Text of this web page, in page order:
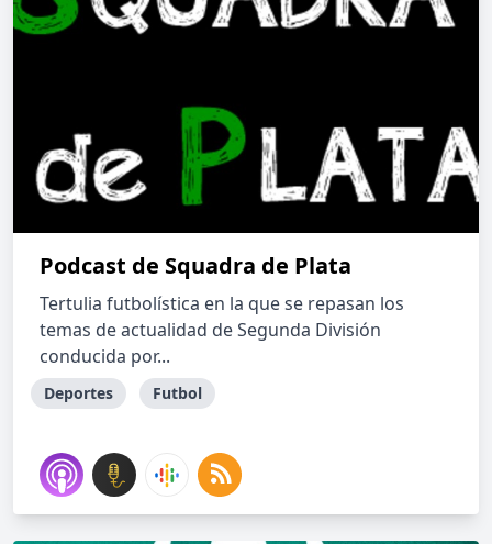
Podcast de Squadra de Plata
Tertulia futbolística en la que se repasan los
temas de actualidad de Segunda División
conducida por...
Deportes Futbol